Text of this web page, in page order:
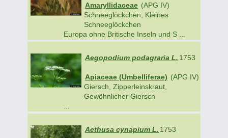
Amaryllidaceae (APG IV)
Schneeglöckchen, Kleines
Schneeglöckchen
Europa ohne Britische Inseln und S ...
Aegopodium podagraria L. 1753
Apiaceae (Umbelliferae) (APG IV)
Giersch, Zipperleinskraut,
Gewöhnlicher Giersch
Aethusa cynapium L. 1753